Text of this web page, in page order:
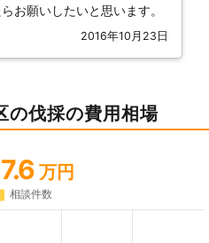
お願いしたいと思います。
2016年10月23日
の伐採の費用相場
7.6 万円